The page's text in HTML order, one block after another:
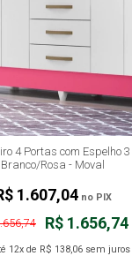
4 Portas com Espelho
Branco/Rosa - Moval
R$ 1.656,74
12x de R$ 138,06 sem juros
1.607,04no PIX